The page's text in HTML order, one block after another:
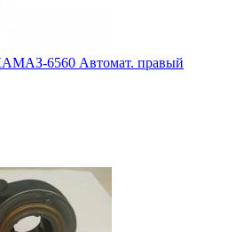
6560 Автомат. правый